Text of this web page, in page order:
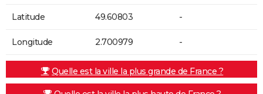
Latitude 49.60803 -
Longitude 2.700979 -
Quelle est la ville la plus grande de France ?